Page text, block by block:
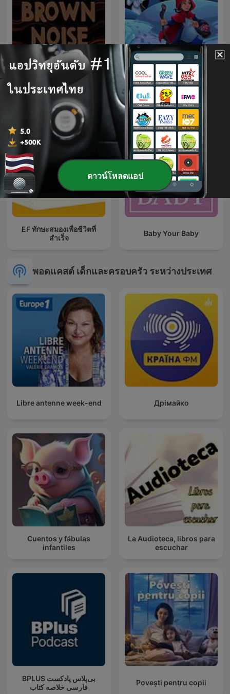
Brown Noise
นิทานเรื่องเล่าคลาสสิกที่ถูก
ตีความใหม่ (TH)
EF ทักษะสมองเพื่อชีวิตที่
สำเร็จ
Baby Your Baby
พอดแคสต์ เด็กและครอบครัว ระหว่างประเทศ
Libre antenne week-end Дрімайко
Cuentos y fábulas
infantiles
La Audioteca, libros para
escuchar
‌BPLUS بی‌پلاس پادکست
فارسی خلاصه کتاب
Povești pentru copii
ดาวน์โหลดแอป